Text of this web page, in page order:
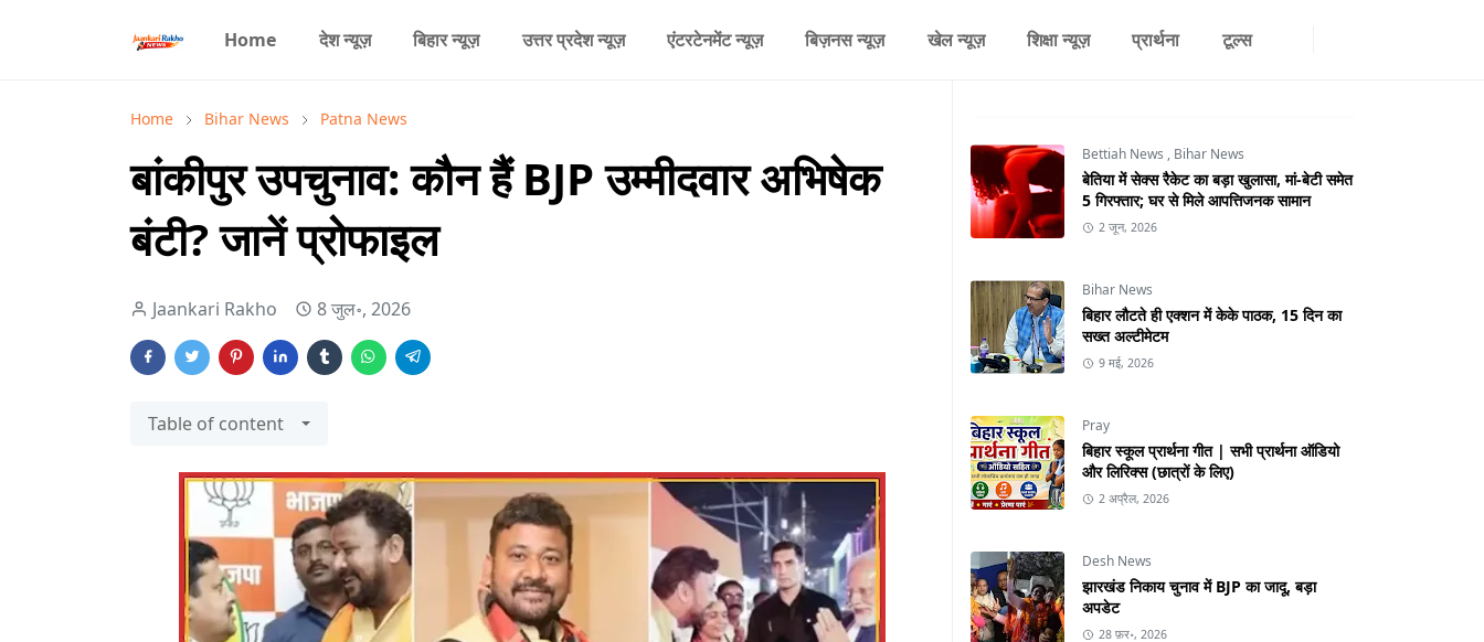
Home देश न्यूज़ बिहार न्यूज़ उत्तर प्रदेश न्यूज़ एंटरटेनमेंट न्यूज़ बिज़नस न्यूज़ खेल न्यूज़ शिक्षा न्यूज़ प्रार्थना टूल्स
Home Bihar News Patna News
बांकीपुर उपचुनाव: कौन हैं BJP उम्मीदवार अभिषेक
बंटी? जानें प्रोफाइल
Jaankari Rakho 8 जुल॰, 2026
Table of content
Bettiah News , Bihar News
बेतिया में सेक्स रैकेट का बड़ा खुलासा, मां-बेटी समेत
5 गिरफ्तार; घर से मिले आपत्तिजनक सामान
2 जून, 2026
Bihar News
बिहार लौटते ही एक्शन में केके पाठक, 15 दिन का
सख्त अल्टीमेटम
9 मई, 2026
Pray
बिहार स्कूल प्रार्थना गीत | सभी प्रार्थना ऑडियो
और लिरिक्स (छात्रों के लिए)
2 अप्रैल, 2026
Desh News
झारखंड निकाय चुनाव में BJP का जादू, बड़ा
अपडेट
28 फ़र॰, 2026